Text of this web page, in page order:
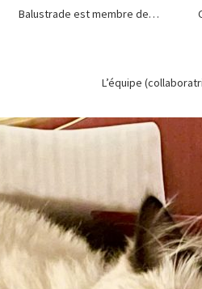
Balustrade est membre de…
L’équipe